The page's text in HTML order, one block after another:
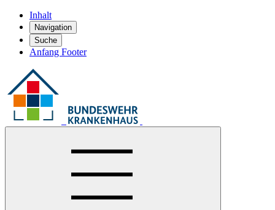
Inhalt
Navigation
Suche
Anfang Footer